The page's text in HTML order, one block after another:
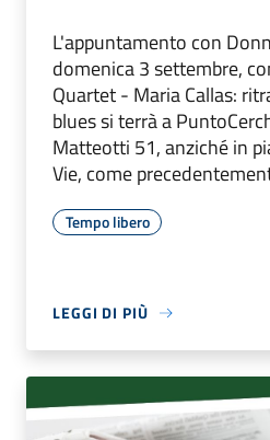
L'appuntamento con
domenica 3 settembre,
Quartet - Maria Callas:
blues si terrà a
Matteotti 51, anziché in
Vie, come
Tempo libero
LEGGI DI PIÙ